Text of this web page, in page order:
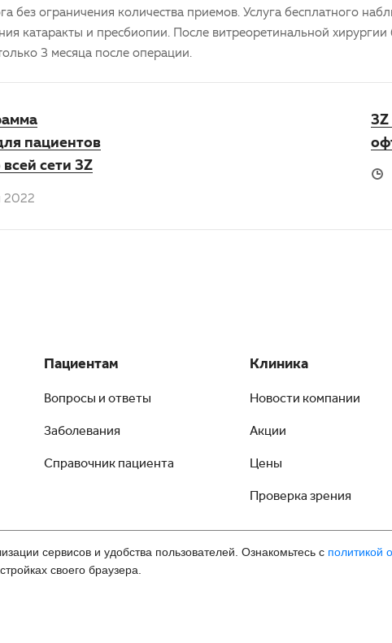
без ограничения количества приемов. Услуга бесплатного
катаракты и пресбиопии. После витреоретинальной хирургии
3 месяца после операции.
пациентов
сети 3Z
2022
3Z
Пациентам
Вопросы и ответы
Заболевания
Справочник пациента
Клиника
Новости компании
Акции
Цены
Проверка зрения
сервисов и удобства пользователей. Ознакомьтесь с политикой
своего браузера.